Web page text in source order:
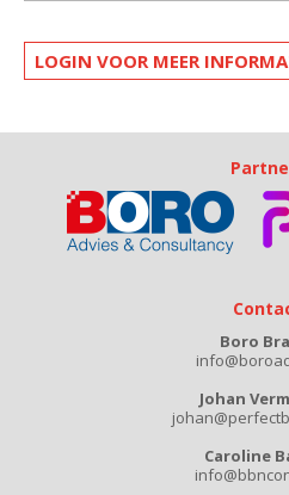
LOGIN VOOR MEER
Boro
Johan
Caroline